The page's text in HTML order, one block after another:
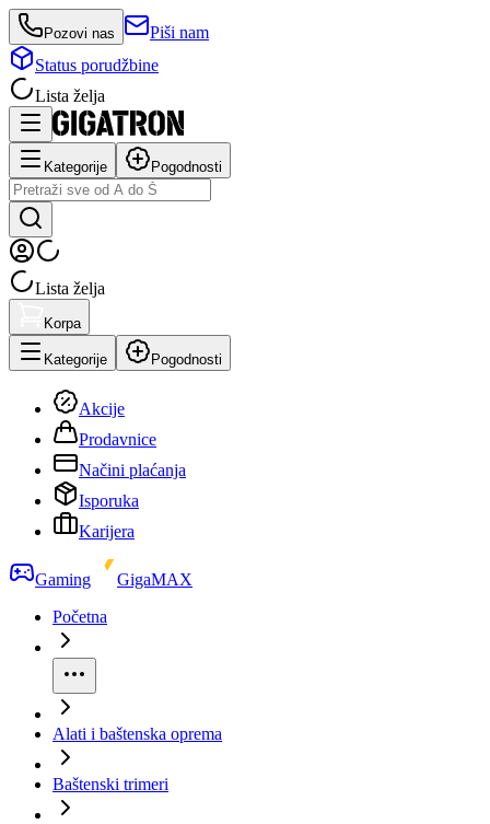
Pozovi nas
Piši nam
Status porudžbine
Lista želja
Kategorije Pogodnosti
Lista želja
Korpa
Kategorije Pogodnosti
Akcije
Prodavnice
Načini plaćanja
Isporuka
Karijera
Gaming
GigaMAX
Početna
Alati i baštenska oprema
Baštenski trimeri